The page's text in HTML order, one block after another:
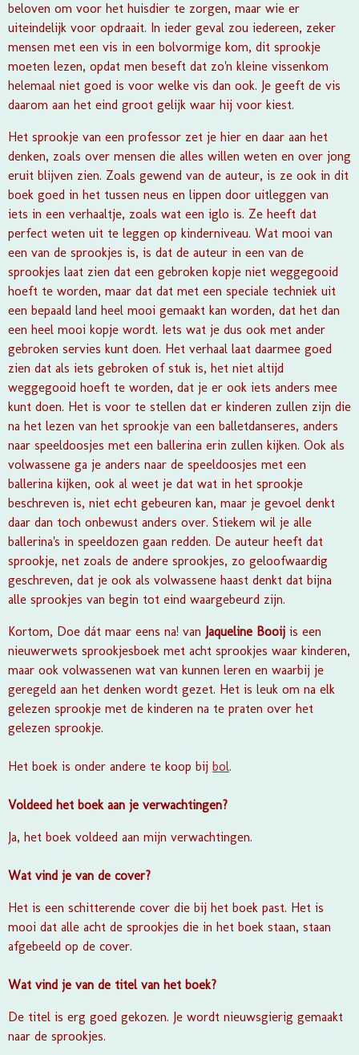
beloven om voor het huisdier te zorgen, maar wie er
uiteindelijk voor opdraait. In ieder geval zou iedereen, zeker
mensen met een vis in een bolvormige kom, dit sprookje
moeten lezen, opdat men beseft dat zo'n kleine vissenkom
helemaal niet goed is voor welke vis dan ook. Je geeft de vis
daarom aan het eind groot gelijk waar hij voor kiest.
Het sprookje van een professor zet je hier en daar aan het
denken, zoals over mensen die alles willen weten en over jong
eruit blijven zien. Zoals gewend van de auteur, is ze ook in dit
boek goed in het tussen neus en lippen door uitleggen van
iets in een verhaaltje, zoals wat een iglo is. Ze heeft dat
perfect weten uit te leggen op kinderniveau. Wat mooi van
een van de sprookjes is, is dat de auteur in een van de
sprookjes laat zien dat een gebroken kopje niet weggegooid
hoeft te worden, maar dat dat met een speciale techniek uit
een bepaald land heel mooi gemaakt kan worden, dat het dan
een heel mooi kopje wordt. Iets wat je dus ook met ander
gebroken servies kunt doen. Het verhaal laat daarmee goed
zien dat als iets gebroken of stuk is, het niet altijd
weggegooid hoeft te worden, dat je er ook iets anders mee
kunt doen. Het is voor te stellen dat er kinderen zullen zijn die
na het lezen van het sprookje van een balletdanseres, anders
naar speeldoosjes met een ballerina erin zullen kijken. Ook als
volwassene ga je anders naar de speeldoosjes met een
ballerina kijken, ook al weet je dat wat in het sprookje
beschreven is, niet echt gebeuren kan, maar je gevoel denkt
daar dan toch onbewust anders over. Stiekem wil je alle
ballerina's in speeldozen gaan redden. De auteur heeft dat
sprookje, net zoals de andere sprookjes, zo geloofwaardig
geschreven, dat je ook als volwassene haast denkt dat bijna
alle sprookjes van begin tot eind waargebeurd zijn.
Kortom, Doe dát maar eens na! van Jaqueline Booij is een
nieuwerwets sprookjesboek met acht sprookjes waar kinderen,
maar ook volwassenen wat van kunnen leren en waarbij je
geregeld aan het denken wordt gezet. Het is leuk om na elk
gelezen sprookje met de kinderen na te praten over het
gelezen sprookje.
Het boek is onder andere te koop bij bol.
Voldeed het boek aan je verwachtingen?
Ja, het boek voldeed aan mijn verwachtingen.
Wat vind je van de cover?
Het is een schitterende cover die bij het boek past. Het is
mooi dat alle acht de sprookjes die in het boek staan, staan
afgebeeld op de cover.
Wat vind je van de titel van het boek?
De titel is erg goed gekozen. Je wordt nieuwsgierig gemaakt
naar de sprookjes.